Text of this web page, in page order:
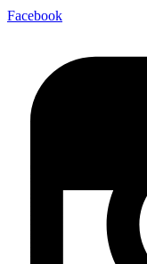
Facebook